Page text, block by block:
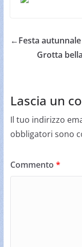
←Festa
Grotta
Lascia un
Il tuo indirizzo
obbligatori sono
Commento *